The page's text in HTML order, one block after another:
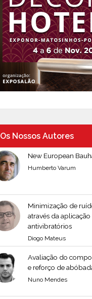
Os Nossos Autores
New European
Humberto Varum
Minimização de
através da
antivibratórios
Diogo Mateus
Avaliação do
e reforço de
Nuno Mendes